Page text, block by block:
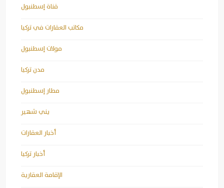
قناة إسطنبول
مكاتب العقارات في تركيا
مولات إسطنبول
مدن تركيا
مطار إسطنبول
يني شهير
أخبار العقارات
أخبار تركيا
الإقامة العقارية